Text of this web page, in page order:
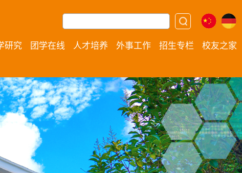
研究 团学在线 人才培养 外事工作 招生专栏 校友之家